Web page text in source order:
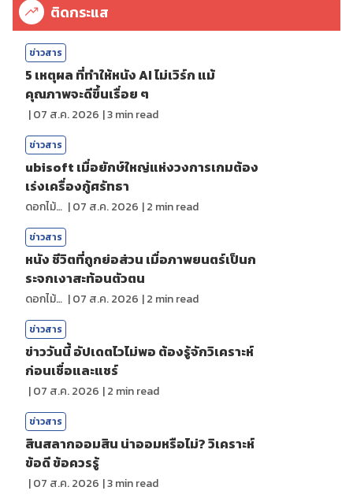
ติดกระแส
ข่าวสาร
5 เหตุผล ที่ทำให้หนัง AI ไม่เวิร์ก แม้
คุณภาพจะดีขึ้นเรื่อย ๆ
|07 ส.ค. 2026 |3min read
ข่าวสาร
ubisoft เมื่อยักษ์ใหญ่แห่งวงการเกมต้อง
เร่งเครื่องกู้ศรัทธา
ดอกไม้กับสายน้ำ |07 ส.ค. 2026 |2 min read
ข่าวสาร
หนัง ชีวิตที่ถูกย่อส่วน เมื่อภาพยนตร์เป็นก
ระจกเงาสะท้อนตัวตน
ดอกไม้กับสายน้ำ |07 ส.ค. 2026 |2 min read
ข่าวสาร
ข่าววันนี้ อัปเดตไวไม่พอ ต้องรู้จักวิเคราะห์
ก่อนเชื่อและแชร์
|07 ส.ค. 2026 |2 min read
ข่าวสาร
สินสลากออมสิน น่าออมหรือไม่? วิเคราะห์
ข้อดี ข้อควรรู้
|07 ส.ค. 2026 |3min read